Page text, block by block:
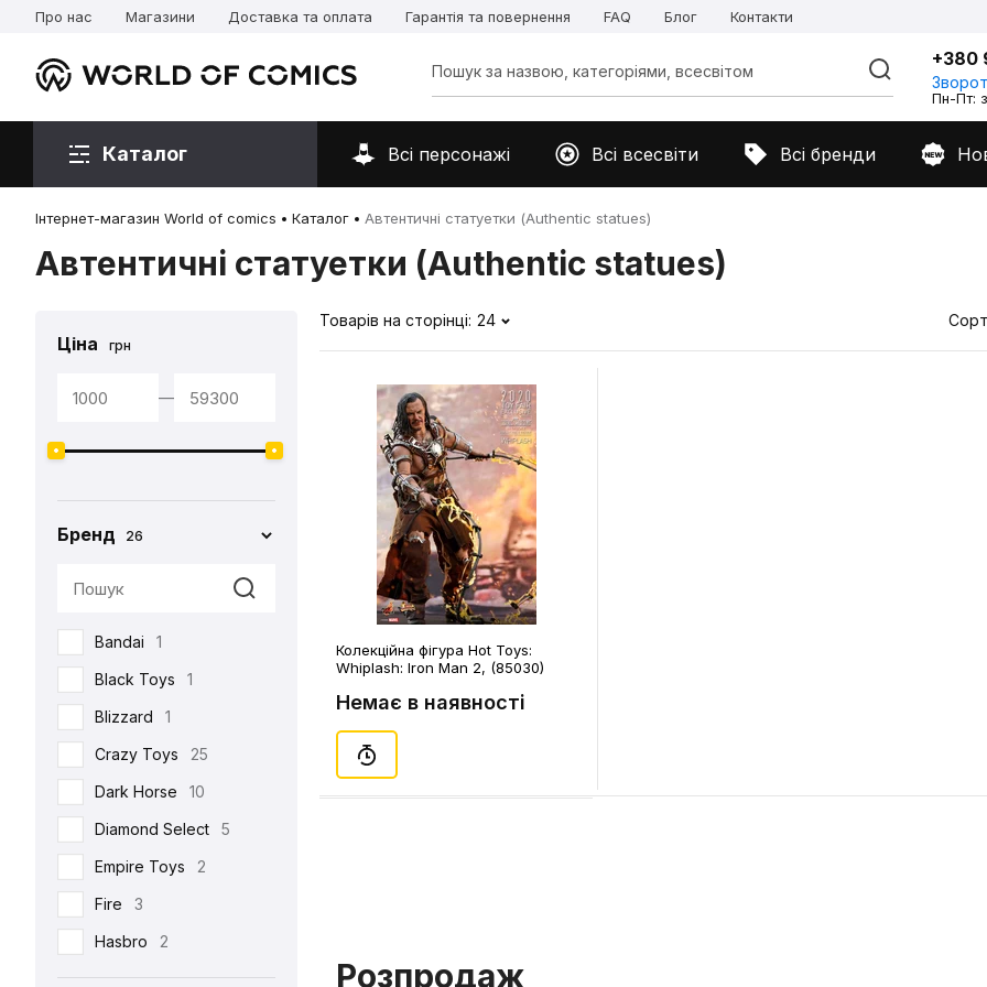
Про нас Магазини Доставка та оплата Гарантія та повернення FAQ Блог Контакти
+380
Пн-Пт:
Каталог Всі персонажі Всі всесвіти Всі бренди
Інтернет-магазин World of comics Каталог Автентичні статуетки (Authentic statues)
Автентичні статуетки (Authentic statues)
Ціна грн
—
Бренд 26
Bandai
1
Black Toys
1
Blizzard
1
Crazy Toys
25
Dark Horse
10
Diamond Select
5
Empire Toys
2
Fire
3
Hasbro
2
Hot Toys 93
Товарів на сторінці: 24
Колекційна фігура Hot Toys:
Whiplash: Iron Man 2, (85030)
Немає в наявності
Розпродаж